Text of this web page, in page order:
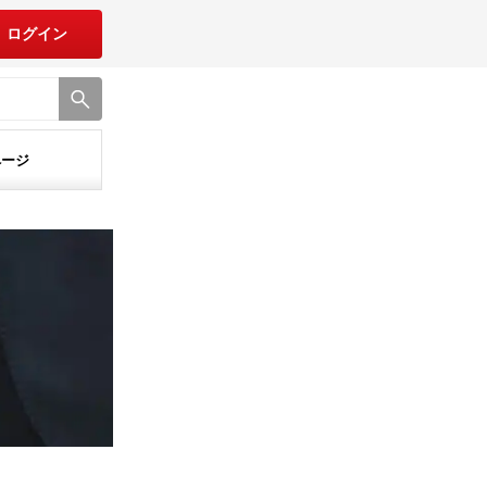
ログイン
ジ